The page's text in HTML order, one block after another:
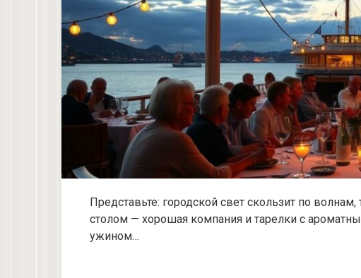
Представьте: городской свет скользит по
столом — хорошая компания и тарелки с
ужином…